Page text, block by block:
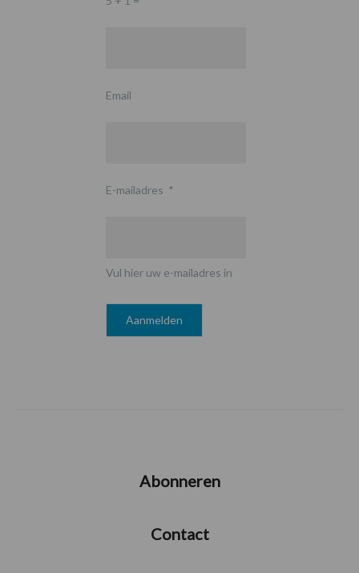
Email
E-mailadres *
Vul hier uw e-mailadres in
Abonneren
Contact